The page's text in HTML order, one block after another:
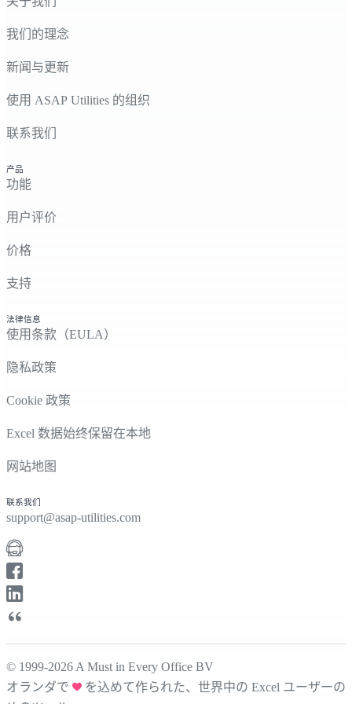
我们的理念
新闻与更新
使用 ASAP Utilities 的组织
联系我们
产品
功能
用户评价
价格
支持
法律信息
使用条款（EULA）
隐私政策
Cookie 政策
Excel 数据始终保留在本地
网站地图
联系我们
support@asap-utilities.com
© 1999-2026 A Must in Every Office BV
オランダで
を込めて作られた、世界中の Excel ユーザーの